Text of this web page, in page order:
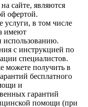
сайте, являются
офертой.
услуги, в том числе
имеют
использованию.
с инструкцией по
специалистов.
можете получить в
бесплатного
и
гарантий
помощи (при